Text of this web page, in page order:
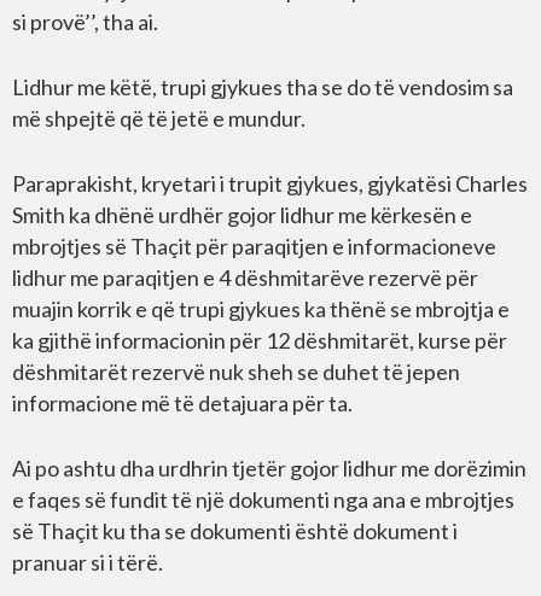
si provë’’, tha ai.
Lidhur me këtë, trupi gjykues tha se do të vendosim sa
më shpejtë që të jetë e mundur.
Paraprakisht, kryetari i trupit gjykues, gjykatësi Charles
Smith ka dhënë urdhër gojor lidhur me kërkesën e
mbrojtjes së Thaçit për paraqitjen e informacioneve
lidhur me paraqitjen e 4 dëshmitarëve rezervë për
muajin korrik e që trupi gjykues ka thënë se mbrojtja e
ka gjithë informacionin për 12 dëshmitarët, kurse për
dëshmitarët rezervë nuk sheh se duhet të jepen
informacione më të detajuara për ta.
Ai po ashtu dha urdhrin tjetër gojor lidhur me dorëzimin
e faqes së fundit të një dokumenti nga ana e mbrojtjes
së Thaçit ku tha se dokumenti është dokument i
pranuar si i tërë.